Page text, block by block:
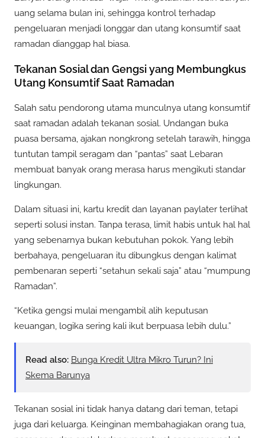
uang selama bulan ini, sehingga kontrol terhadap
pengeluaran menjadi longgar dan utang konsumtif saat
ramadan dianggap hal biasa.
Tekanan Sosial dan Gengsi yang Membungkus
Utang Konsumtif Saat Ramadan
Salah satu pendorong utama munculnya utang konsumtif
saat ramadan adalah tekanan sosial. Undangan buka
puasa bersama, ajakan nongkrong setelah tarawih, hingga
tuntutan tampil seragam dan “pantas” saat Lebaran
membuat banyak orang merasa harus mengikuti standar
lingkungan.
Dalam situasi ini, kartu kredit dan layanan paylater terlihat
seperti solusi instan. Tanpa terasa, limit habis untuk hal hal
yang sebenarnya bukan kebutuhan pokok. Yang lebih
berbahaya, pengeluaran itu dibungkus dengan kalimat
pembenaran seperti “setahun sekali saja” atau “mumpung
Ramadan”.
“Ketika gengsi mulai mengambil alih keputusan
keuangan, logika sering kali ikut berpuasa lebih dulu.”
Read also: Bunga Kredit Ultra Mikro Turun? Ini
Skema Barunya
Tekanan sosial ini tidak hanya datang dari teman, tetapi
juga dari keluarga. Keinginan membahagiakan orang tua,